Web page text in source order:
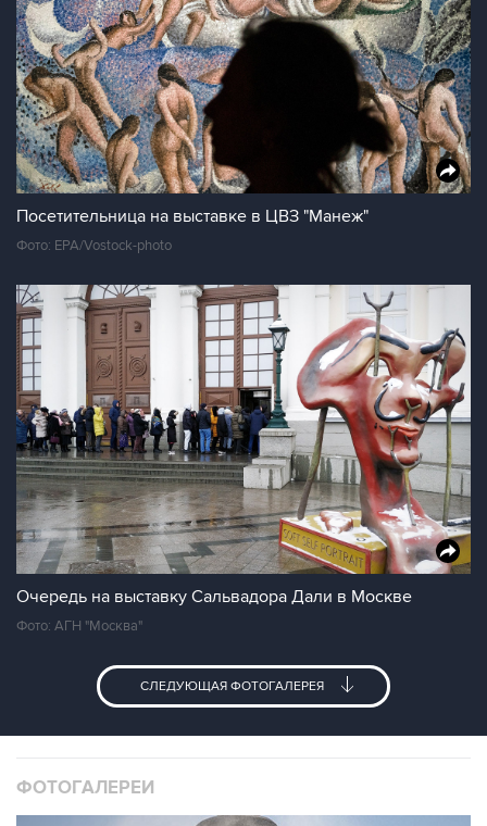
Посетительница на выставке в ЦВЗ "Манеж"
Фото: EPA/Vostock-photo
Очередь на выставку Сальвадора Дали в Москве
Фото: АГН "Москва"
СЛЕДУЮЩАЯ ФОТОГАЛЕРЕЯ
ФОТОГАЛЕРЕИ